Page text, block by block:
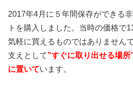
2017年4月に５年間保存ができる
トを購入しました。当時の価格で
気軽に買えるものではありません
支えとして”すぐに取り出せる場所
に置いています。